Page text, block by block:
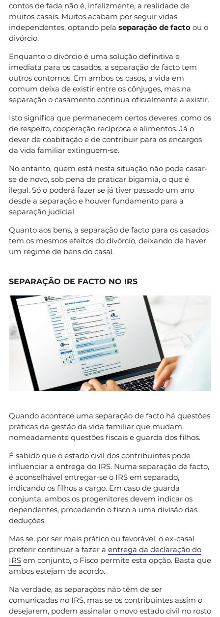
contos de fada não é, infelizmente, a realidade de
muitos casais. Muitos acabam por seguir vidas
independentes, optando pela separação de facto ou o
divórcio.
Enquanto o divórcio é uma solução definitiva e
imediata para os casados, a separação de facto tem
outros contornos. Em ambos os casos, a vida em
comum deixa de existir entre os cônjuges, mas na
separação o casamento continua oficialmente a existir.
Isto significa que permanecem certos deveres, como os
de respeito, cooperação recíproca e alimentos. Já o
dever de coabitação e de contribuir para os encargos
da vida familiar extinguem‑se.
No entanto, quem está nesta situação não pode casar-
se de novo, sob pena de praticar bigamia, o que é
ilegal. Só o poderá fazer se já tiver passado um ano
desde a separação e houver fundamento para a
separação judicial.
Quanto aos bens, a separação de facto para os casados
tem os mesmos efeitos do divórcio, deixando de haver
um regime de bens do casal.
SEPARAÇÃO DE FACTO NO IRS
Quando acontece uma separação de facto há questões
práticas da gestão da vida familiar que mudam,
nomeadamente questões fiscais e guarda dos filhos.
É sabido que o estado civil dos contribuintes pode
influenciar a entrega do IRS. Numa separação de facto,
é aconselhável entregar-se o IRS em separado,
indicando os filhos a cargo. Em caso de guarda
conjunta, ambos os progenitores devem indicar os
dependentes, procedendo o fisco a uma divisão das
deduções.
Mas se, por ser mais prático ou favorável, o ex-casal
preferir continuar a fazer a entrega da declaração do
IRS em conjunto, o Fisco permite esta opção. Basta que
ambos estejam de acordo.
Na verdade, as separações não têm de ser
comunicadas no IRS, mas se os contribuintes assim o
desejarem, podem assinalar o novo estado civil no rosto